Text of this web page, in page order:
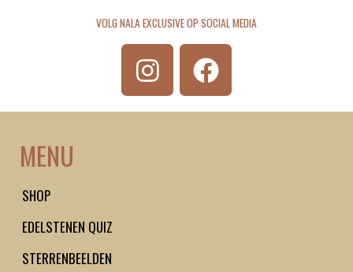
VOLG NALA EXCLUSIVE OP SOCIAL MEDIA
I
n
s
F
a
c
MENU
SHOP
EDELSTENEN QUIZ
STERRENBEELDEN